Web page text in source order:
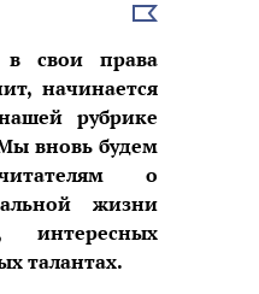
Выбрать
свои права
начинается
рубрике
вновь будем
о
жизни
интересных
талантах.